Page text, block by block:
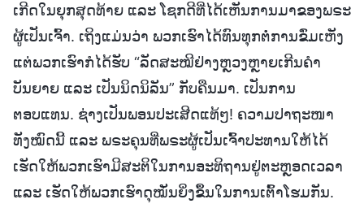
ເກີດໃນຍຸກສຸດທ້າຍ ແລະ ໂຊກດີທີ່ໄດ້ເຫັນການມາຂອງພຣະ
ຜູ້ເປັນເຈົ້າ. ເຖິງແມ່ນວ່າ ພວກເຮົາໄດ້ທົນທຸກຕໍ່ການຂົ່ມເຫັງ
ແຕ່ພວກເຮົາກໍໄດ້ຮັບ “ລັດສະໝີຢ່າງຫຼວງຫຼາຍເກີນຄຳ
ບັນຍາຍ ແລະ ເປັນນິດນິລັນ” ກັບຄືນມາ. ເປັນການ
ຕອບແທນ. ຊ່າງເປັນພອນປະເສີດແທ້ໆ! ຄວາມປາຖະໜາ
ທັງໝົດນີ້ ແລະ ພຣະຄຸນທີ່ພຣະຜູ້ເປັນເຈົ້າປະທານໃຫ້ໄດ້
ເຮັດໃຫ້ພວກເຮົາມີສະຕິໃນການອະທິຖານຢູ່ຕະຫຼອດເວລາ
ແລະ ເຮັດໃຫ້ພວກເຮົາດຸໝັ່ນຍິ່ງຂຶ້ນໃນການເຕົ້າໂຮມກັນ.